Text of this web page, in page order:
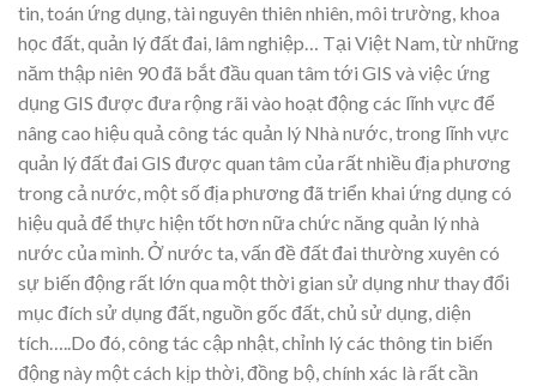
tin, toán ứng dụng, tài nguyên thiên nhiên, môi trường, khoa
học đất, quản lý đất đai, lâm nghiệp… Tại Việt Nam, từ những
năm thập niên 90 đã bắt đầu quan tâm tới GIS và việc ứng
dụng GIS được đưa rộng rãi vào hoạt động các lĩnh vực để
nâng cao hiệu quả công tác quản lý Nhà nước, trong lĩnh vực
quản lý đất đai GIS được quan tâm của rất nhiều địa phương
trong cả nước, một số địa phương đã triển khai ứng dụng có
hiệu quả để thực hiện tốt hơn nữa chức năng quản lý nhà
nước của mình. Ở nước ta, vấn đề đất đai thường xuyên có
sự biến động rất lớn qua một thời gian sử dụng như thay đổi
mục đích sử dụng đất, nguồn gốc đất, chủ sử dụng, diện
tích…..Do đó, công tác cập nhật, chỉnh lý các thông tin biến
động này một cách kịp thời, đồng bộ, chính xác là rất cần